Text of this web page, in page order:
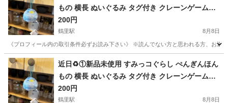
もの 横長 ぬいぐるみ タグ付き クレーンゲーム獲
得品❁¨̮
200円
鶴里駅 8月8日
《プロフィール内の取引条件必ずお読み下さい》 ※読んでない方と思われる方、お
愛知 名古屋市 鶴里駅 その他 すみっコぐらし
近日♻️①新品未使用 すみっコぐらし ぺんぎんほん
もの 横長 ぬいぐるみ タグ付き クレーンゲーム獲
得品❁¨̮
200円
鶴里駅 8月8日